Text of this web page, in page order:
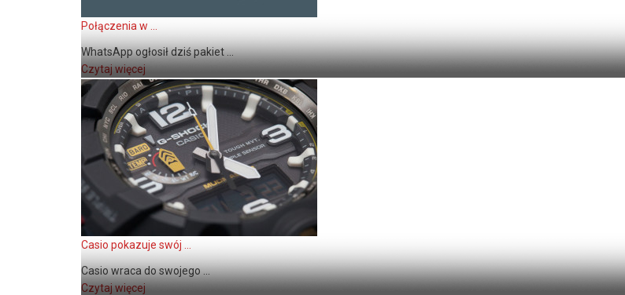
Połączenia w ...
WhatsApp ogłosił dziś pakiet ...
Czytaj więcej
Casio pokazuje swój ...
Casio wraca do swojego ...
Czytaj więcej